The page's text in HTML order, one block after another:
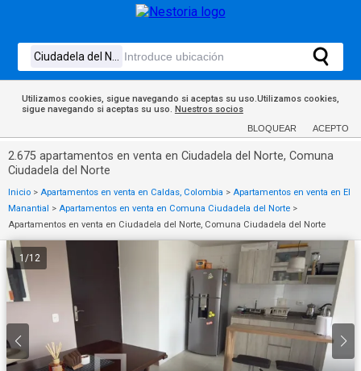
Utilizamos cookies, sigue navegando si aceptas su uso.Utilizamos cookies,
sigue navegando si aceptas su uso. Nuestros socios
BLOQUEAR ACEPTO
2.675 apartamentos en venta en Ciudadela del Norte, Comuna
Ciudadela del Norte
Inicio > Apartamentos en venta en Caldas, Colombia > Apartamentos en venta en El
Manantial > Apartamentos en venta en Comuna Ciudadela del Norte >
Apartamentos en venta en Ciudadela del Norte, Comuna Ciudadela del Norte
1 /12